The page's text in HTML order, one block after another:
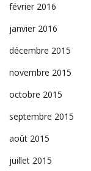
février 2016
janvier 2016
décembre 2015
novembre 2015
octobre 2015
septembre 2015
août 2015
juillet 2015